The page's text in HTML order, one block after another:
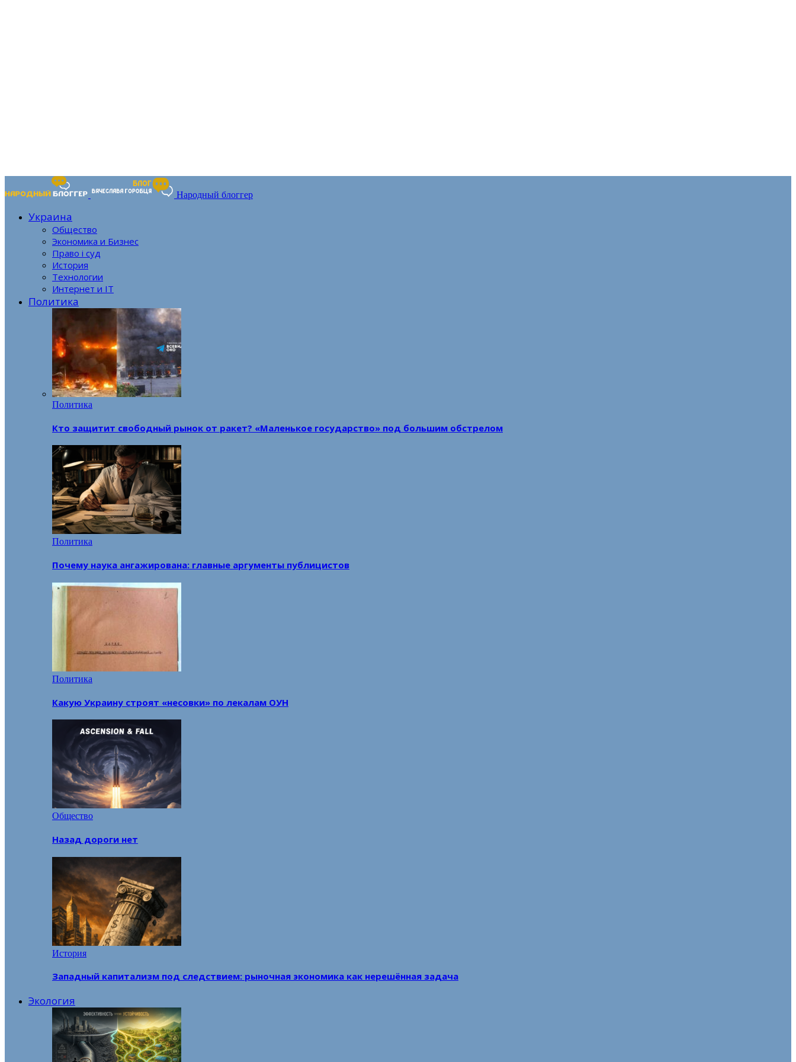
Народный блоггер
Украина
Общество
Экономика и Бизнес
Право і суд
История
Технологии
Интернет и IT
Политика
Политика
Кто защитит свободный рынок от ракет? «Маленькое государство» под большим обстрелом
Политика
Почему наука ангажирована: главные аргументы публицистов
Политика
Какую Украину строят «несовки» по лекалам ОУН
Общество
Назад дороги нет
История
Западный капитализм под следствием: рыночная экономика как нерешённая задача
Экология